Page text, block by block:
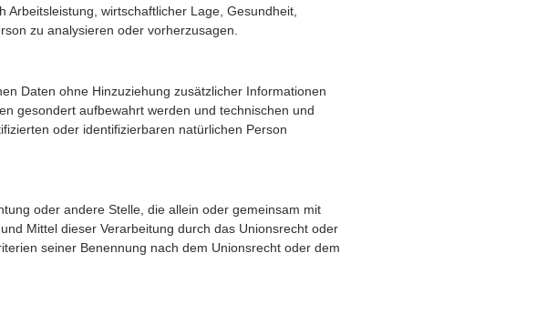
wirtschaftlicher Lage, Gesundheit,
zu analysieren oder vorherzusagen.
Daten ohne Hinzuziehung zusätzlicher Informationen
gesondert aufbewahrt werden und technischen und
oder identifizierbaren natürlichen Person
oder andere Stelle, die allein oder gemeinsam mit
Mittel dieser Verarbeitung durch das Unionsrecht oder
seiner Benennung nach dem Unionsrecht oder dem